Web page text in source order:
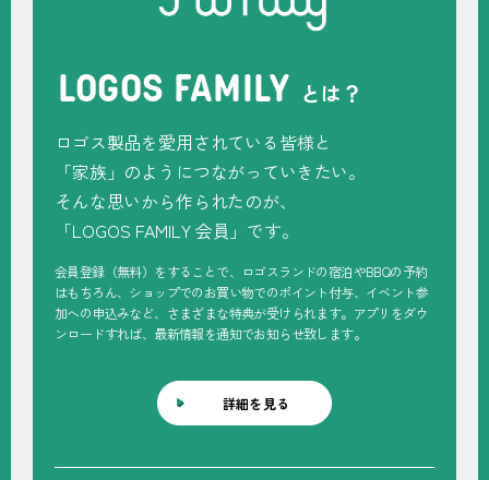
LOGOS FAMILY とは？
ロゴス製品を愛用されている皆様と
「家族」のようにつながっていきたい。
そんな思いから作られたのが、
「LOGOS FAMILY会員」です。
会員登録（無料）をすることで、ロゴスランドの宿泊やBBQの予約
はもちろん、ショップでのお買い物でのポイント付与、イベント参
加への申込みなど、さまざまな特典が受けられます。アプリをダウ
ンロードすれば、最新情報を通知でお知らせ致します。
詳細を見る